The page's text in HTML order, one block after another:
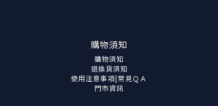
購物須知
購物須知
退換貨須知
使用注意事項|常見ＱＡ
門市資訊